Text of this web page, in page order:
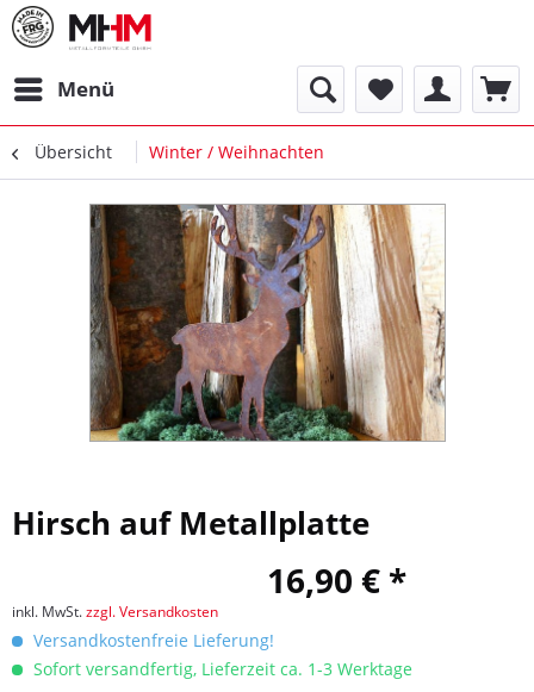
Menü
Übersicht Winter / Weihnachten
Hirsch auf Metallplatte
16,90 € *
inkl. MwSt.zzgl. Versandkosten
Versandkostenfreie Lieferung!
Sofort versandfertig, Lieferzeit ca. 1-3 Werktage